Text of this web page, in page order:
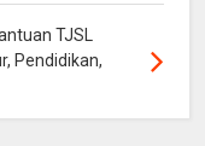
TJSL
Pendidikan,